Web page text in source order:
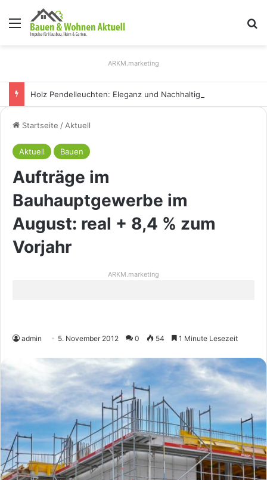
Menü
ARKM.marketing
Startseite / Aktuell
Aktuell Bauen
Aufträge im
Bauhauptgewerbe im
August: real + 8,4 % zum
Vorjahr
ARKM.marketing
admin 5. November 2012 0 54 1 Minute Lesezeit